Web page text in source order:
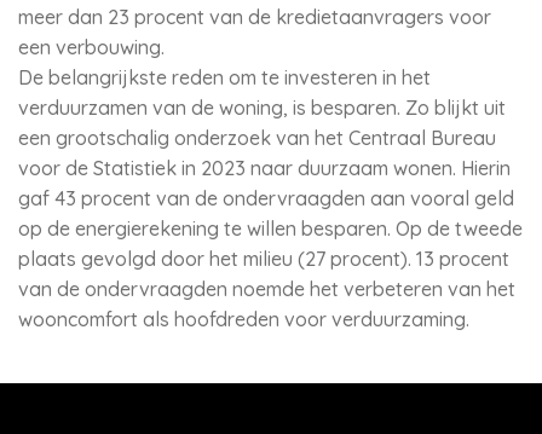
meer dan 23 procent van de kredietaanvragers voor
een verbouwing.
De belangrijkste reden om te investeren in het
verduurzamen van de woning, is besparen. Zo blijkt uit
een grootschalig onderzoek van het Centraal Bureau
voor de Statistiek in 2023 naar duurzaam wonen. Hierin
gaf 43 procent van de ondervraagden aan vooral geld
op de energierekening te willen besparen. Op de tweede
plaats gevolgd door het milieu (27 procent). 13 procent
van de ondervraagden noemde het verbeteren van het
wooncomfort als hoofdreden voor verduurzaming.